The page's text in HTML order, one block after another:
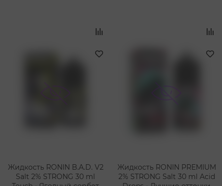
Жидкость RONIN B.A.D. V2
Salt 2% STRONG 30 ml
Жидкость RONIN PREMIUM
2% STRONG Salt 30 ml Acid